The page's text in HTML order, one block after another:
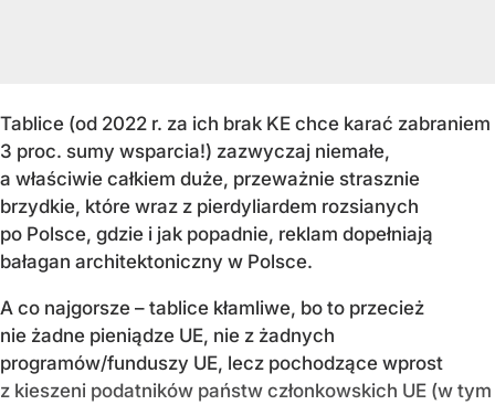
Tablice (od 2022 r. za ich brak KE chce karać zabraniem
3 proc. sumy wsparcia!) zazwyczaj niemałe,
a właściwie całkiem duże, przeważnie strasznie
brzydkie, które wraz z pierdyliardem rozsianych
po Polsce, gdzie i jak popadnie, reklam dopełniają
bałagan architektoniczny w Polsce.
A co najgorsze – tablice kłamliwe, bo to przecież
nie żadne pieniądze UE, nie z żadnych
programów/funduszy UE, lecz pochodzące wprost
z kieszeni podatników państw członkowskich UE (w tym